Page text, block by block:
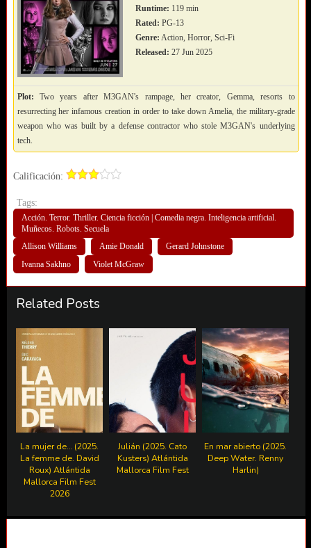
Runtime: 119 min
Rated: PG-13
Genre: Action, Horror, Sci-Fi
Released: 27 Jun 2025
Plot: Two years after M3GAN's rampage, her creator, Gemma, resorts to
resurrecting her infamous creation in order to take down Amelia, the military-grade
weapon who was built by a defense contractor who stole M3GAN's underlying
tech.
Calificación:
Tags:
Acción. Terror. Thriller. Ciencia ficción | Comedia negra. Inteligencia artificial.
Muñecos. Robots. Secuela
Allison Williams
Amie Donald
Gerard Johnstone
Ivanna Sakhno
Violet McGraw
Related Posts
La mujer de… (2025.
La femme de. David
Roux) Atlántida
Mallorca Film Fest
2026
Julián (2025. Cato
Kusters) Atlántida
Mallorca Film Fest
En mar abierto (2025.
Deep Water. Renny
Harlin)